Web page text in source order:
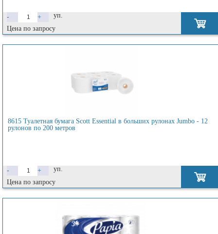
- +
уп.
Цена по запросу
8615 Туалетная бумага Scott Essential в больших рулонах Jumbo - 12
рулонов по 200 метров
- +
уп.
Цена по запросу